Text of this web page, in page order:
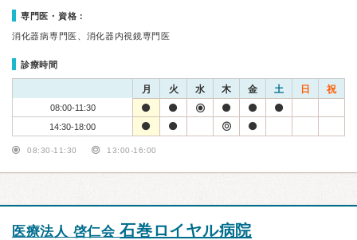
専門医・資格：
消化器病専門医、消化器内視鏡専門医
診療時間
月 火 水 木 金 土 日 祝
08:00-11:30
14:30-18:00
08:30-11:30 13:00-16:00
医療法人 啓仁会石巻ロイヤル病院